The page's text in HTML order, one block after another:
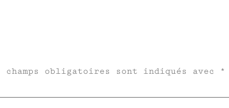
champs obligatoires sont indiqués avec
*